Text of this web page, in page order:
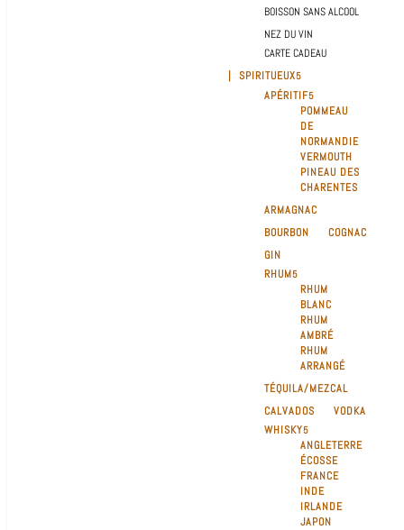
BOISSON SANS ALCOOL
NEZ DU VIN
CARTE CADEAU
| SPIRITUEUX
APÉRITIF
POMMEAU
DE
NORMANDIE
VERMOUTH
PINEAU DES
CHARENTES
ARMAGNAC
BOURBON
COGNAC
GIN
RHUM
RHUM
BLANC
RHUM
AMBRÉ
RHUM
ARRANGÉ
TÉQUILA/MEZCAL
CALVADOS
VODKA
WHISKY
ANGLETERRE
ÉCOSSE
FRANCE
INDE
IRLANDE
JAPON